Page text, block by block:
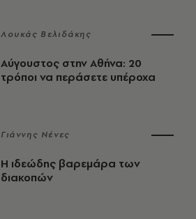
Λουκάς Βελιδάκης
Αύγουστος στην Αθήνα: 20
τρόποι να περάσετε υπέροχα
Γιάννης Νένες
Η ιδεώδης βαρεμάρα των
διακοπών